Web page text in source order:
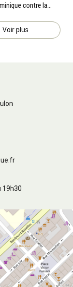
contre la
Voir plus
19h30